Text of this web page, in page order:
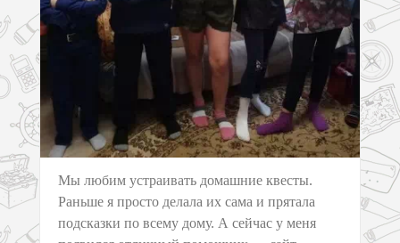
Мы любим устраивать домашние квесты.
Раньше я просто делала их сама и прятала
подсказки по всему дому. А сейчас у меня